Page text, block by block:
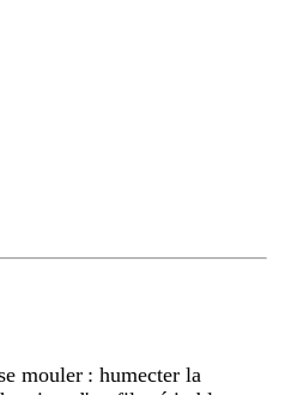
mouler : humecter la